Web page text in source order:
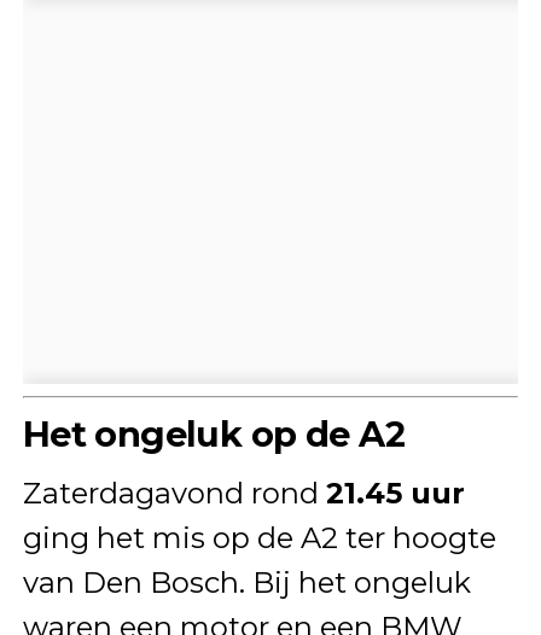
Het ongeluk op de A2
Zaterdagavond rond 21.45 uur
ging het mis op de A2 ter hoogte
van Den Bosch. Bij het ongeluk
waren een motor en een BMW